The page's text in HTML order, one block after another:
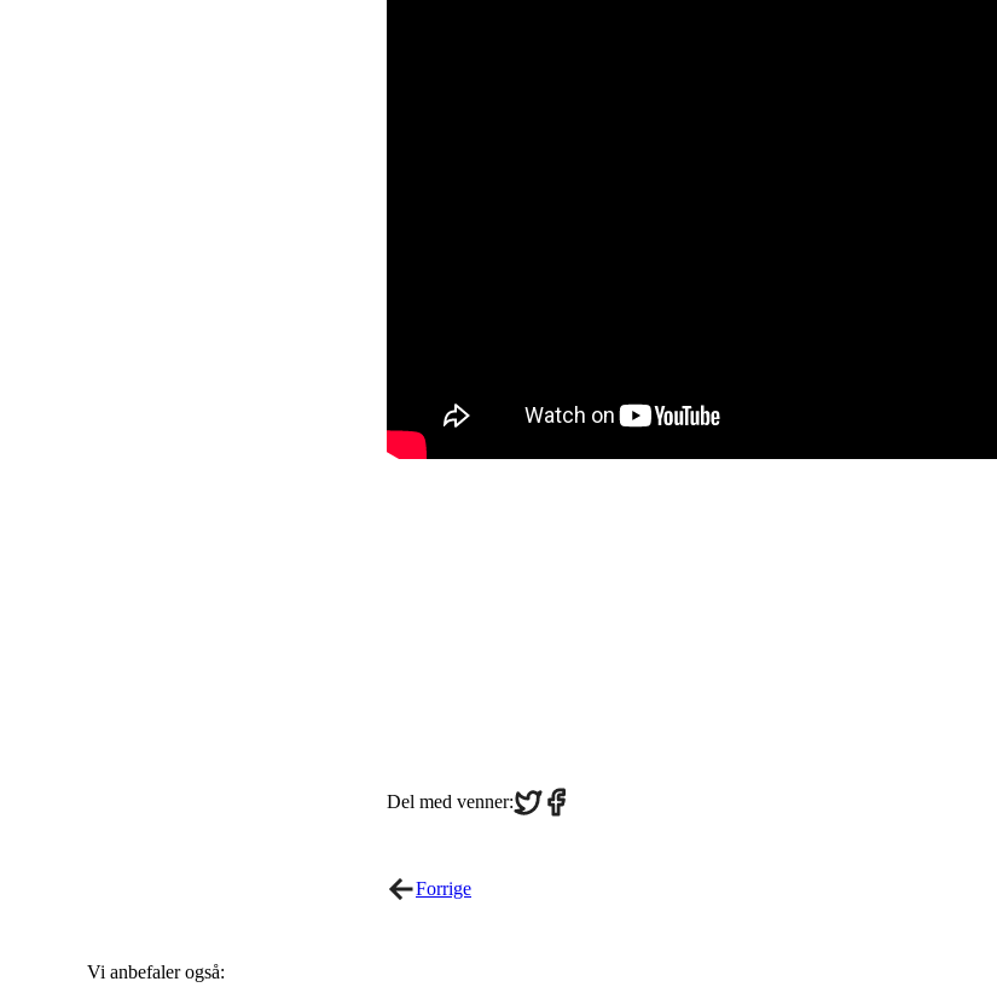
Del med venner:Share
on
Share
on
Forrige
Vi anbefaler også: